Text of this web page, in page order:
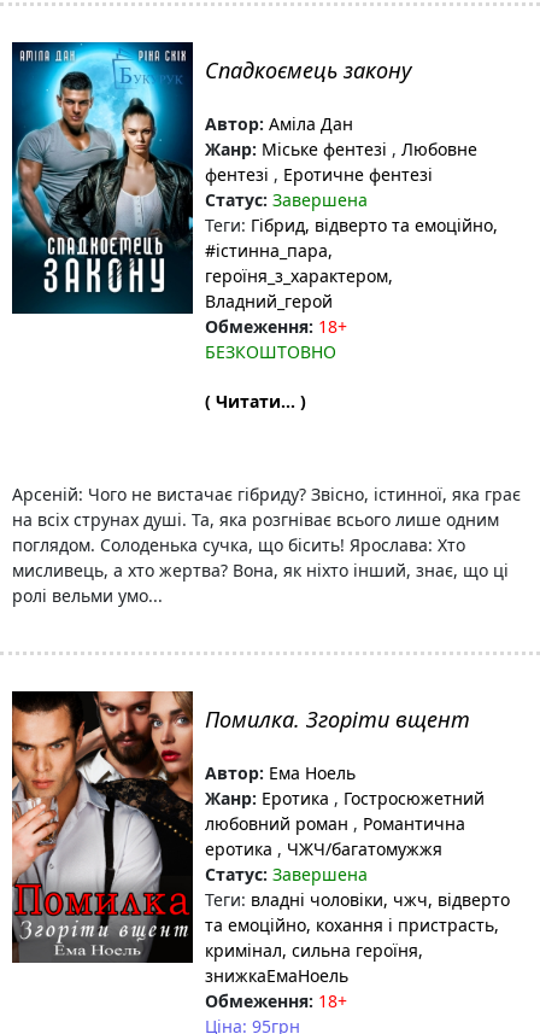
Спадкоємець закону
Автор: Аміла Дан
Жанр: Міське фентезі , Любовне
фентезі , Еротичне фентезі
Статус: Завершена
Теги: Гібрид, відверто та емоційно,
#істинна_пара,
героїня_з_характером,
Владний_герой
Обмеження: 18+
БЕЗКОШТОВНО
( Читати... )
Арсеній: Чого не вистачає гібриду? Звісно, істинної, яка грає
на всіх струнах душі. Та, яка розгніває всього лише одним
поглядом. Солоденька сучка, що бісить! Ярослава: Хто
мисливець, а хто жертва? Вона, як ніхто інший, знає, що ці
ролі вельми умо...
Помилка. Згоріти вщент
Автор: Ема Ноель
Жанр: Еротика , Гостросюжетний
любовний роман , Романтична
еротика , ЧЖЧ/багатомужжя
Статус: Завершена
Теги: владні чоловіки, чжч, відверто
та емоційно, кохання і пристрасть,
кримінал, сильна героїня,
знижкаЕмаНоель
Обмеження: 18+
Ціна: 95грн